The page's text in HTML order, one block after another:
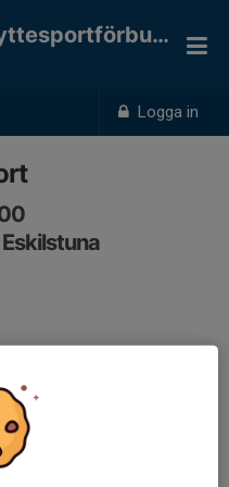
Logga in
Västsvenska Skyttesportförbundet